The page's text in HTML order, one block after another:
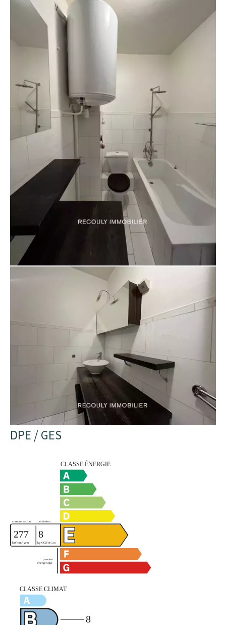
DPE / GES